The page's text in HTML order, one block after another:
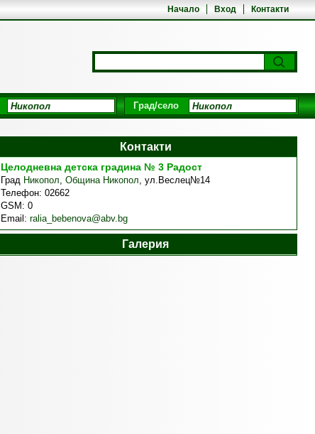
Начало Вход Контакти
Град/село
Контакти
Целодневна детска градина № 3 Радост
Град Никопол, Община Никопол, ул.Веслец№14
Телефон: 02662
GSM: 0
Email: ralia_bebenova@abv.bg
Галерия